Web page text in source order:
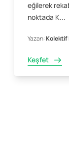
eğilerek
noktada K...
Yazan:Kolektif
Keşfet